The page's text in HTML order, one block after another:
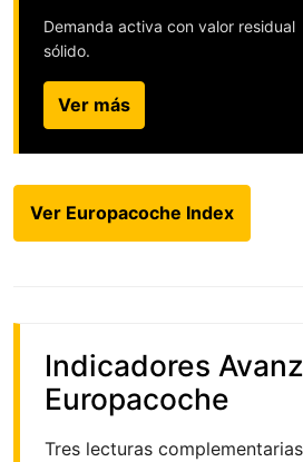
Demanda activa con valor residual
sólido.
Ver más
Ver Europacoche Index
Indicadores
Europacoche
Tres lecturas